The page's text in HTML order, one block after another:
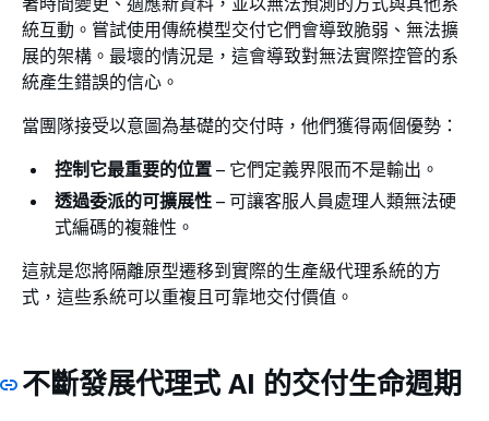
統互動。嘗試使用傳統模型交付它們會導致脆弱、無法擴
展的架構。最壞的情況是，這會導致對無法實際控管的系
統產生錯誤的信心。
當團隊接受以意圖為基礎的交付時，他們獲得兩個優勢：
控制它最重要的位置 – 它們定義界限而不是輸出。
透過委派的可擴展性 – 可讓客服人員處理人類無法硬
式編碼的複雜性。
這就是您將隔離原型遷移到實際的生產級代理系統的方
式，這些系統可以重複且可靠地交付價值。
不斷發展代理式 AI 的交付生命週期